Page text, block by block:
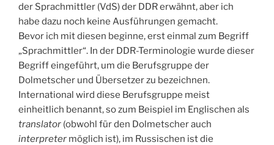
der Sprachmittler (VdS) der DDR erwähnt, aber ich
habe dazu noch keine Ausführungen gemacht.
Bevor ich mit diesen beginne, erst einmal zum Begriff
„Sprachmittler“. In der DDR-Terminologie wurde dieser
Begriff eingeführt, um die Berufsgruppe der
Dolmetscher und Übersetzer zu bezeichnen.
International wird diese Berufsgruppe meist
einheitlich benannt, so zum Beispiel im Englischen als
translator (obwohl für den Dolmetscher auch
interpreter möglich ist), im Russischen ist die